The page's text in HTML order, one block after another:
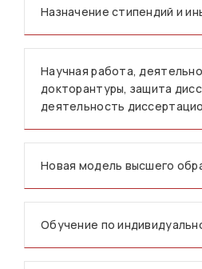
Назначение стипендий и
Научная работа,
докторантуры, защита
деятельность
Новая модель высшего
Обучение по